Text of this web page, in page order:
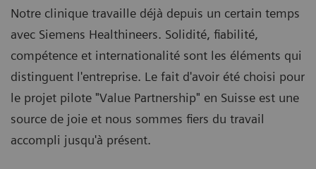
Notre clinique travaille déjà depuis un certain temps
avec Siemens Healthineers. Solidité, fiabilité,
compétence et internationalité sont les éléments qui
distinguent l'entreprise. Le fait d'avoir été choisi pour
le projet pilote "Value Partnership" en Suisse est une
source de joie et nous sommes fiers du travail
accompli jusqu'à présent.